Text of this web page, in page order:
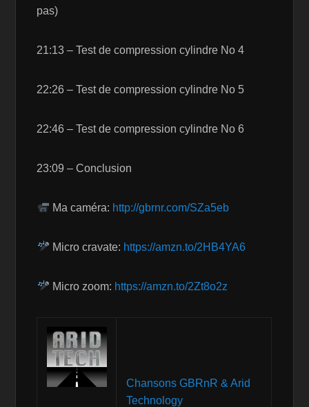
pas)
21:13 – Test de compression cylindre No 4
22:26 – Test de compression cylindre No 5
22:46 – Test de compression cylindre No 6
23:09 – Conclusion
Ma caméra: http://gbrnr.com/SZa5eb
Micro cravate: https://amzn.to/2HB4YA6
Micro zoom: https://amzn.to/2Zt8o2z
Chansons GBRnR & Arid
Technology